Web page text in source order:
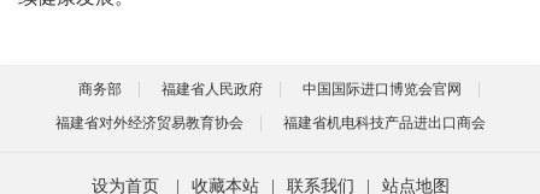
商务部 福建省人民政府
中国国际进口博览会官网
福建省对外经济贸易教育协会
福建省机电科技产品进出口商会
设为首页 收藏本站 联系我们 站点地图